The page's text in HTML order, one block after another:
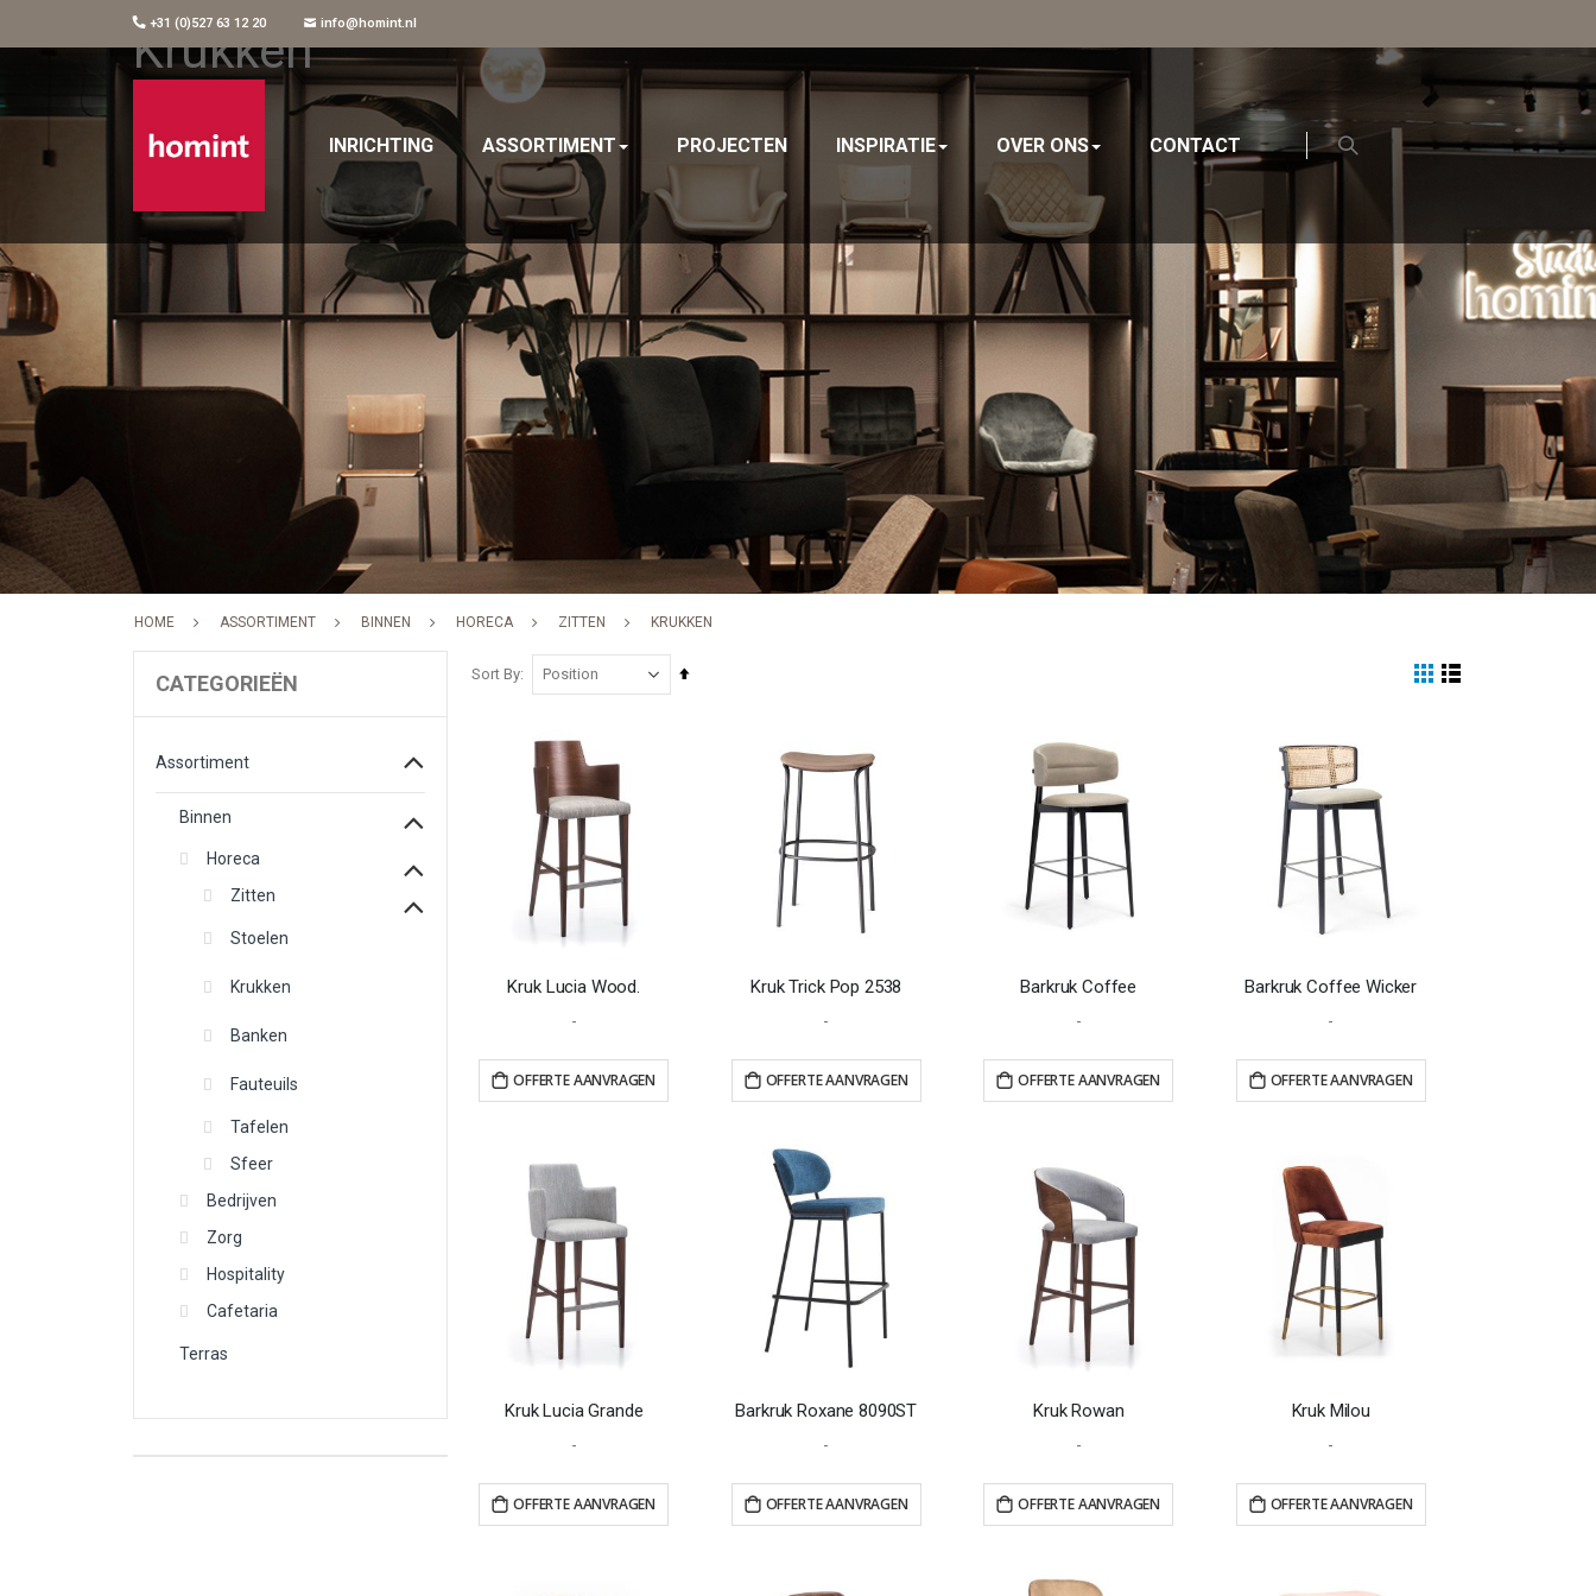
+31 (0)527 63 12 20 info@homint.nl
INRICHTING ASSORTIMENT PROJECTEN INSPIRATIE OVER ONS CONTACT
Krukken
HOME ASSORTIMENT BINNEN HORECA ZITTEN KRUKKEN
Sort By
Set
View
Kruk Lucia Wood.
-
OFFERTE AANVRAGEN
Kruk Trick Pop 2538
-
OFFERTE AANVRAGEN
Barkruk Coffee
-
OFFERTE AANVRAGEN
Barkruk Coffee Wicker
-
OFFERTE AANVRAGEN
Kruk Lucia Grande
-
OFFERTE AANVRAGEN
Barkruk Roxane 8090ST
-
OFFERTE AANVRAGEN
Kruk Rowan
-
OFFERTE AANVRAGEN
Kruk Milou
-
OFFERTE AANVRAGEN
CATEGORIEËN
Assortiment
Binnen
Horeca
Zitten
Stoelen
Krukken
Banken
Fauteuils
Tafelen
Sfeer
Bedrijven
Zorg
Hospitality
Cafetaria
Terras